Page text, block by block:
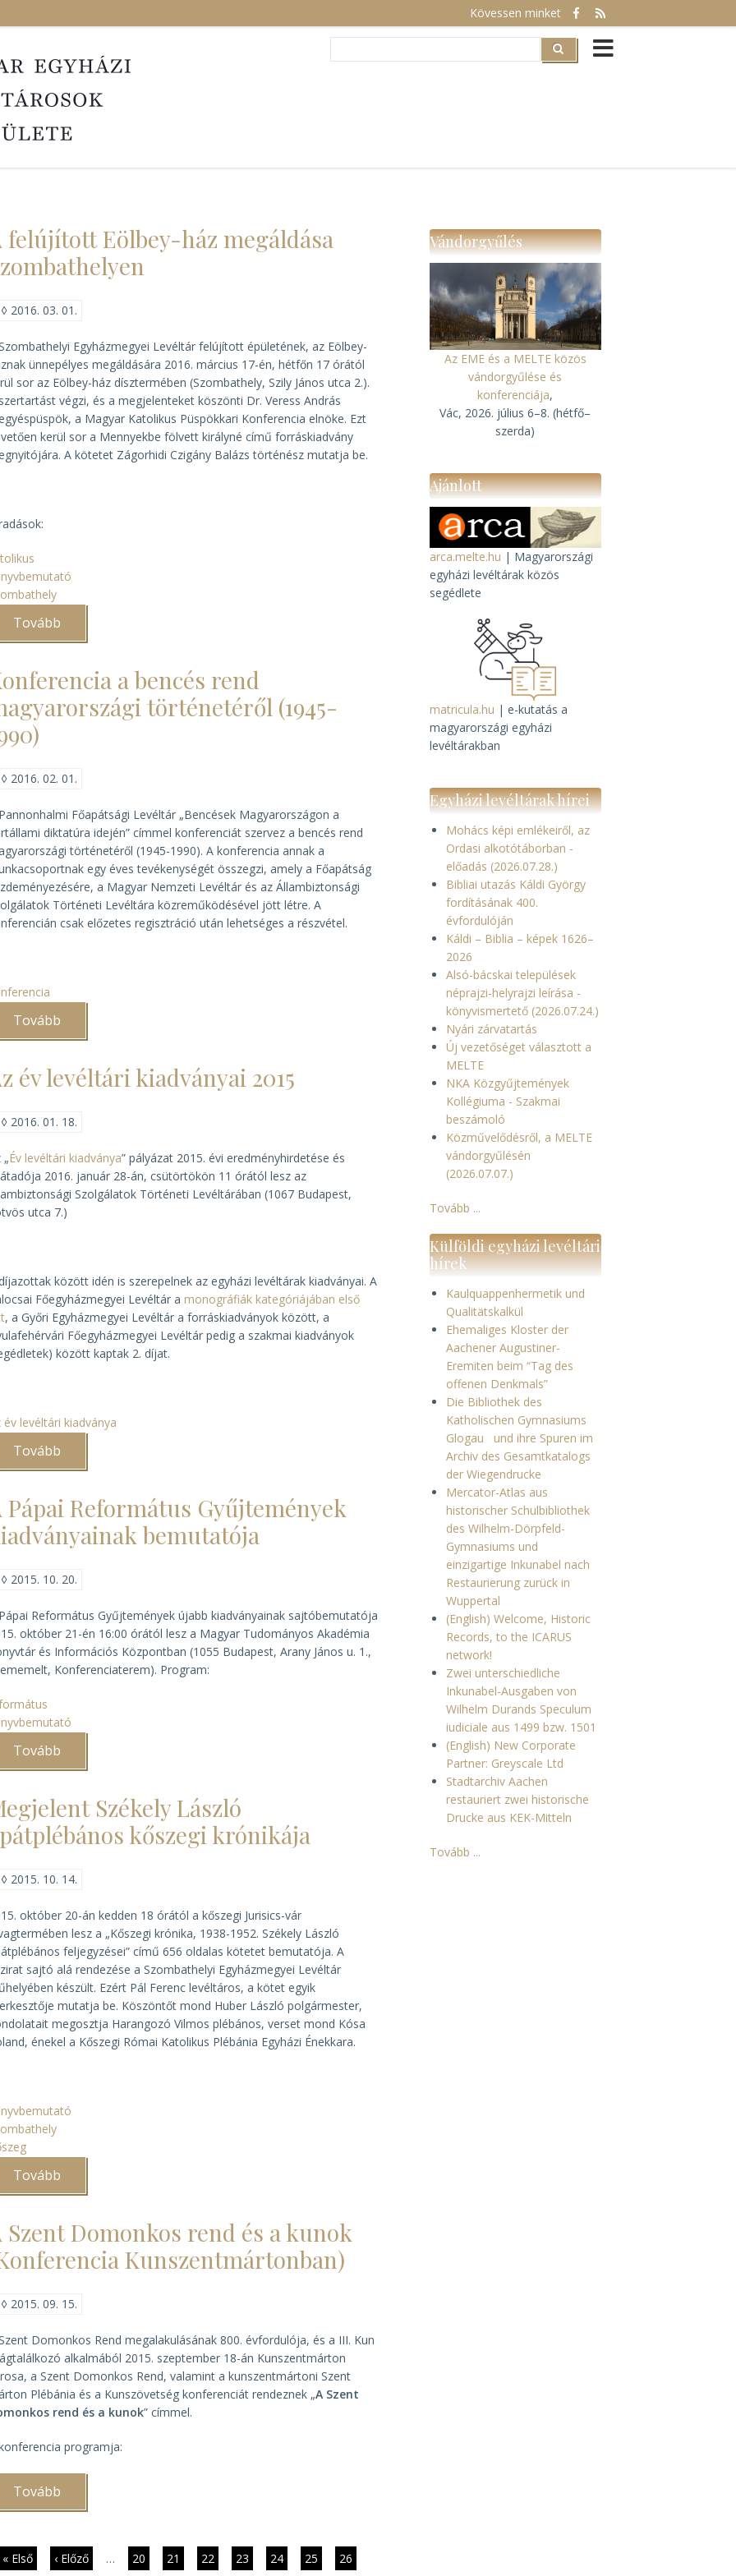
Kövessen minket
Search
felújított Eölbey-ház megáldása
◊ 2016. 03. 01.
Egyházmegyei Levéltár felújított épületének, az Eölbey-
ünnepélyes megáldására 2016. március 17-én, hétfőn 17 órától
sor az Eölbey-ház dísztermében (Szombathely, Szily János utca 2.).
végzi, és a megjelenteket köszönti Dr. Veress András
a Magyar Katolikus Püspökkari Konferencia elnöke. Ezt
kerül sor a Mennyekbe fölvett királyné című forráskiadvány
A kötetet Zágorhidi Czigány Balázs történész mutatja be.
Tovább
Eölbey-
megáldása
Szombathelyen)a bencés rend
történetéről (1945-
◊ 2016. 02. 01.
Főapátsági Levéltár „Bencések Magyarországon a
diktatúra idején” címmel konferenciát szervez a bencés rend
történetéről (1945-1990). A konferencia annak a
egy éves tevékenységét összegzi, amely a Főapátság
a Magyar Nemzeti Levéltár és az Állambiztonsági
Történeti Levéltára közreműködésével jött létre. A
csak előzetes regisztráció után lehetséges a részvétel.
Tovább
bencés
magyarországi
történetéről
év levéltári kiadványai 2015
◊ 2016. 01. 18.
„Év levéltári kiadványa” pályázat 2015. évi eredményhirdetése és
2016. január 28-án, csütörtökön 11 órától lesz az
Szolgálatok Történeti Levéltárában (1067 Budapest,
utca 7.)
között idén is szerepelnek az egyházi levéltárak kiadványai. A
Főegyházmegyei Levéltár amonográfiák kategóriájában első
, a Győri Egyházmegyei Levéltár a forráskiadványok között, a
Főegyházmegyei Levéltár pedig a szakmai kiadványok
között kaptak 2. díjat.
év levéltári kiadványa
Tovább
levéltári
2015)
Pápai Református Gyűjtemények
bemutatója
◊ 2015. 10. 20.
Református Gyűjtemények újabb kiadványainak sajtóbemutatója
október 21-én 16:00 órától lesz a Magyar Tudományos Akadémia
és Információs Központban (1055 Budapest, Arany János u. 1.,
Konferenciaterem). Program:
Tovább
Református
kiadványainak
bemutatója)
Székely László
kőszegi krónikája
◊ 2015. 10. 14.
október 20-án kedden 18 órától a kőszegi Jurisics-vár
lesz a „Kőszegi krónika, 1938-1952. Székely László
feljegyzései” című 656 oldalas kötetet bemutatója. A
sajtó alá rendezése a Szombathelyi Egyházmegyei Levéltár
készült. Ezért Pál Ferenc levéltáros, a kötet egyik
mutatja be. Köszöntőt mond Huber László polgármester,
megosztja Harangozó Vilmos plébános, verset mond Kósa
énekel a Kőszegi Római Katolikus Plébánia Egyházi Énekkara.
Tovább
László
kőszegi
krónikája)
Szent Domonkos rend és a kunok
Kunszentmártonban)
◊ 2015. 09. 15.
Domonkos Rend megalakulásának 800. évfordulója, és a III. Kun
alkalmából 2015. szeptember 18-án Kunszentmárton
a Szent Domonkos Rend, valamint a kunszentmártoni Szent
Plébánia és a Kunszövetség konferenciát rendeznek „A Szent
rend és a kunok” címmel.
programja:
Tovább
Domonkos
és
a
kunok
Első
« Első
Előző
‹ Előző … Page
20 Page
21 Page
22 Page
23
Jelenlegi
24 Page
25 Page
26
Vándorgyűlés
Az EME és a MELTE közös
vándorgyűlése és
konferenciája,
Vác, 2026. július 6–8. (hétfő–
szerda)
Ajánlott
arca.melte.hu | Magyarországi
egyházi levéltárak közös
segédlete
matricula.hu | e-kutatás a
magyarországi egyházi
levéltárakban
Egyházi levéltárak hírei
Mohács képi emlékeiről, az
Ordasi alkotótáborban -
előadás (2026.07.28.)
Bibliai utazás Káldi György
fordításának 400.
évfordulóján
Káldi – Biblia – képek 1626–
2026
Alsó-bácskai települések
néprajzi-helyrajzi leírása -
könyvismertető (2026.07.24.)
Nyári zárvatartás
Új vezetőséget választott a
MELTE
NKA Közgyűjtemények
Kollégiuma - Szakmai
beszámoló
Közművelődésről, a MELTE
vándorgyűlésén
(2026.07.07.)
Tovább ...
Külföldi egyházi levéltári
hírek
Kaulquappenhermetik und
Qualitätskalkül
Ehemaliges Kloster der
Aachener Augustiner-
Eremiten beim “Tag des
offenen Denkmals”
Die Bibliothek des
Katholischen Gymnasiums
Glogau und ihre Spuren im
Archiv des Gesamtkatalogs
der Wiegendrucke
Mercator-Atlas aus
historischer Schulbibliothek
des Wilhelm-Dörpfeld-
Gymnasiums und
einzigartige Inkunabel nach
Restaurierung zurück in
Wuppertal
(English) Welcome, Historic
Records, to the ICARUS
network!
Zwei unterschiedliche
Inkunabel-Ausgaben von
Wilhelm Durands Speculum
iudiciale aus 1499 bzw. 1501
(English) New Corporate
Partner: Greyscale Ltd
Stadtarchiv Aachen
restauriert zwei historische
Drucke aus KEK-Mitteln
Tovább ...